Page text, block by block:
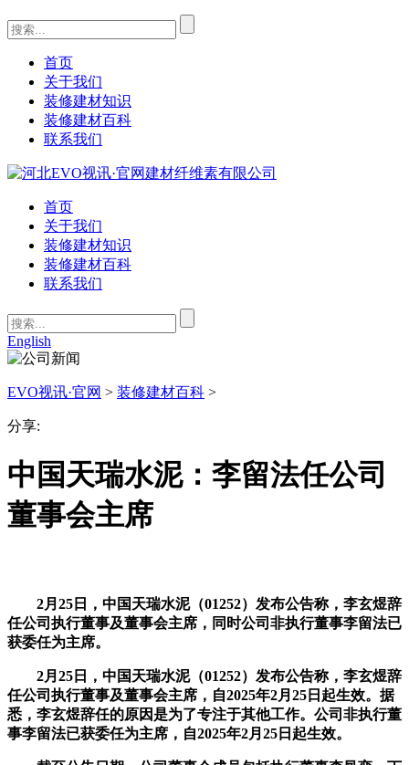
首页
关于我们
装修建材知识
装修建材百科
联系我们
首页
关于我们
装修建材知识
装修建材百科
联系我们
English
EVO视讯·官网 > 装修建材百科 >
分享:
中国天瑞水泥：李留法任公司
董事会主席
2月25日，中国天瑞水泥（01252）发布公告称，李玄煜辞
任公司执行董事及董事会主席，同时公司非执行董事李留法已
获委任为主席。
2月25日，中国天瑞水泥（01252）发布公告称，李玄煜辞
任公司执行董事及董事会主席，自2025年2月25日起生效。据
悉，李玄煜辞任的原因是为了专注于其他工作。公司非执行董
事李留法已获委任为主席，自2025年2月25日起生效。